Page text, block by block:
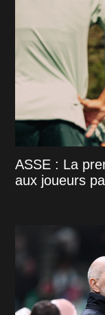
ASSE : La
aux joueurs